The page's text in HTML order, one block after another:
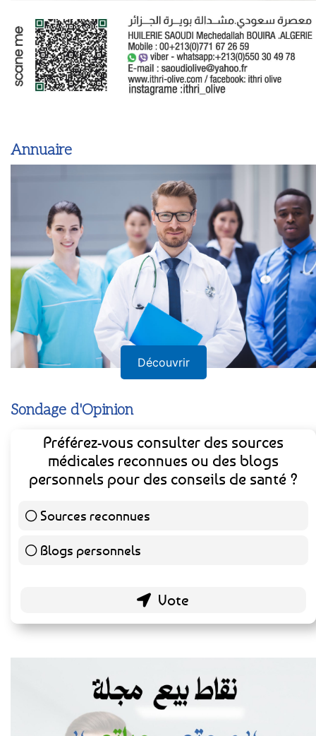
Annuaire
Découvrir
Sondage d'Opinion
Préférez-vous consulter des sources
médicales reconnues ou des blogs
personnels pour des conseils de santé ?
Sources reconnues
Blogs personnels